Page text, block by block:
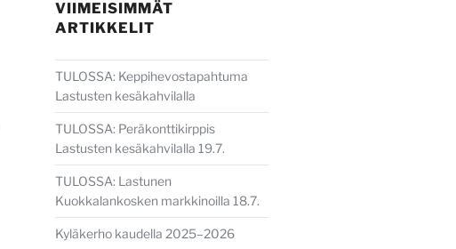
VIIMEISIMMÄT
ARTIKKELIT
TULOSSA: Keppihevostapahtuma
Lastusten kesäkahvilalla
TULOSSA: Peräkonttikirppis
Lastusten kesäkahvilalla 19.7.
TULOSSA: Lastunen
Kuokkalankosken markkinoilla 18.7.
Kyläkerho kaudella 2025–2026